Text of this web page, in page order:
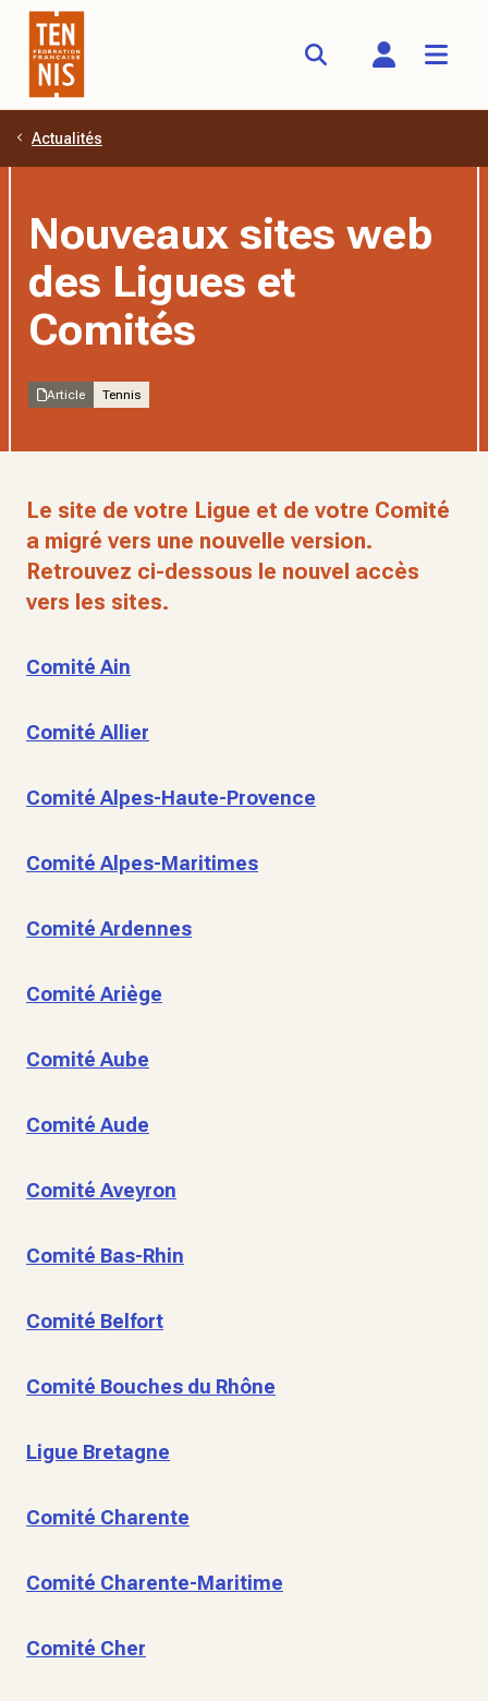
Aller au contenu principal
Actualités
Nouveaux sites web
des Ligues et
Comités
Article Tennis
Le site de votre Ligue et de votre Comité
a migré vers une nouvelle version.
Retrouvez ci-dessous le nouvel accès
vers les sites.
Comité Ain
Comité Allier
Comité Alpes-Haute-Provence
Comité Alpes-Maritimes
Comité Ardennes
Comité Ariège
Comité Aube
Comité Aude
Comité Aveyron
Comité Bas-Rhin
Comité Belfort
Comité Bouches du Rhône
Ligue Bretagne
Comité Charente
Comité Charente-Maritime
Comité Cher